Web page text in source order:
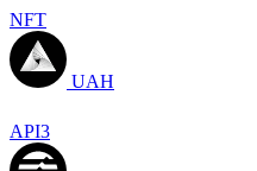
NFT
UAH
API3